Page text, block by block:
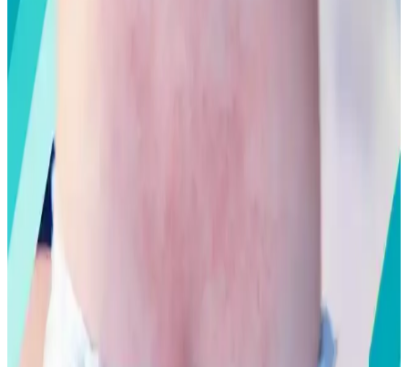
Prenses temalı çocuk diş fırçaları, renkli tasarımlarıyla diş bakımını
eğlenceli ve güvenli hale getirir, ebeveynlerin tercihleri arasında öne
çıkar.
Mustela Ürünlerinin Güvenli Kullanımı İçin İpuçları
ve Dikkat Edilmesi Gerekenler
Mustela ürünlerinin güvenli kullanımı için doğru ürün seçimi, alerji
testi ve dikkat edilmesi gerekenler hakkında kapsamlı bilgiler içerir.
Oral-B D100 Disney Prenses Çocuk Diş Fırçası ile
Eğlenceli ve Etkili Diş Bakımı
nazik kılları ve ergonomik tasarımıyla diş bakımını eğlenceli hale
Bebek ve Çocuklar İçin Güvenli Güneş Kremi
Seçenekleri ve Kullanım İpuçları